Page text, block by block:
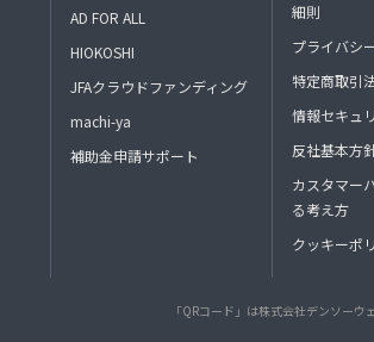
AD FOR ALL
HIOKOSHI
JFAクラウドファンディング
machi-ya
補助金申請サポート
細則
プライバシ
特定商取引
情報セキュ
反社基本方
カスタマー
る考え方
クッキーポ
「QRコード」は株式会社デンソーウ